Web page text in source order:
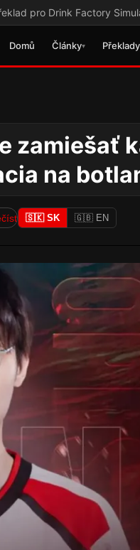
Factory Simulator!Věnujte
Domů Články▾ Překlady
zamiešať
na
🇸🇰 SK 🇬🇧 EN